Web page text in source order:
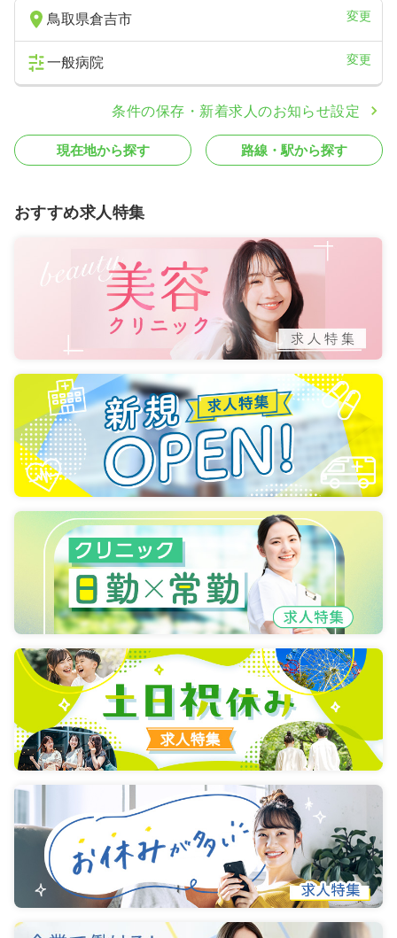
鳥取県倉吉市 変更
一般病院 変更
条件の保存・新着求人のお知らせ設定
現在地から探す 路線・駅から探す
おすすめ求人特集